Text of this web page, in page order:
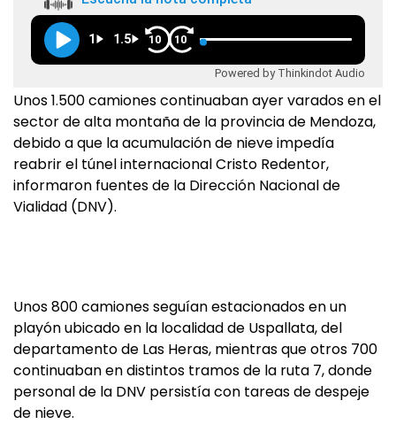
1 1.5 10 10
Powered by Thinkindot Audio
Unos 1.500 camiones continuaban ayer varados en el
sector de alta montaña de la provincia de Mendoza,
debido a que la acumulación de nieve impedía
reabrir el túnel internacional Cristo Redentor,
informaron fuentes de la Dirección Nacional de
Vialidad (DNV).
Unos 800 camiones seguían estacionados en un
playón ubicado en la localidad de Uspallata, del
departamento de Las Heras, mientras que otros 700
continuaban en distintos tramos de la ruta 7, donde
personal de la DNV persistía con tareas de despeje
de nieve.